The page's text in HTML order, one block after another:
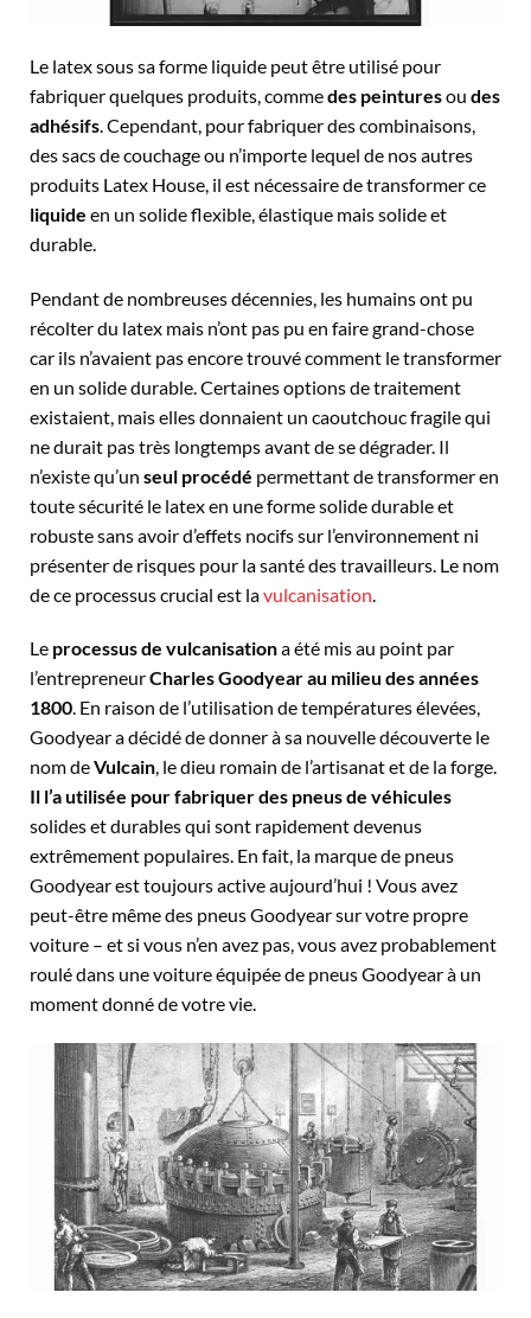
Le latex sous sa forme liquide peut être utilisé pour
fabriquer quelques produits, commedes peinturesou des
adhésifs . Cependant, pour fabriquer des combinaisons,
des sacs de couchage ou n’importe lequel de nos autres
produits Latex House, il est nécessaire de transformer ce
liquide en un solide flexible, élastique mais solide et
durable.
Pendant de nombreuses décennies, les humains ont pu
récolter du latex mais n’ont pas pu en faire grand-chose
car ils n’avaient pas encore trouvé comment le transformer
en un solide durable. Certaines options de traitement
existaient, mais elles donnaient un caoutchouc fragile qui
ne durait pas très longtemps avant de se dégrader. Il
n’existe qu’un seul procédé permettant de transformer en
toute sécurité le latex en une forme solide durable et
robuste sans avoir d’effets nocifs sur l’environnement ni
présenter de risques pour la santé des travailleurs. Le nom
de ce processus crucial est lavulcanisation
Le processus de vulcanisationa été mis au point par
l’entrepreneurCharles Goodyear au milieu des années
1800. En raison de l’utilisation de températures élevées,
Goodyear a décidé de donner à sa nouvelle découverte le
nom deVulcain, le dieu romain de l’artisanat et de la forge.
Il l’a utilisée pour fabriquer des pneus de véhicules
solides et durables qui sont rapidement devenus
extrêmement populaires. En fait, la marque de pneus
Goodyear est toujours active aujourd’hui ! Vous avez
peut-être même des pneus Goodyear sur votre propre
voiture – et si vous n’en avez pas, vous avez probablement
roulé dans une voiture équipée de pneus Goodyear à un
moment donné de votre vie.